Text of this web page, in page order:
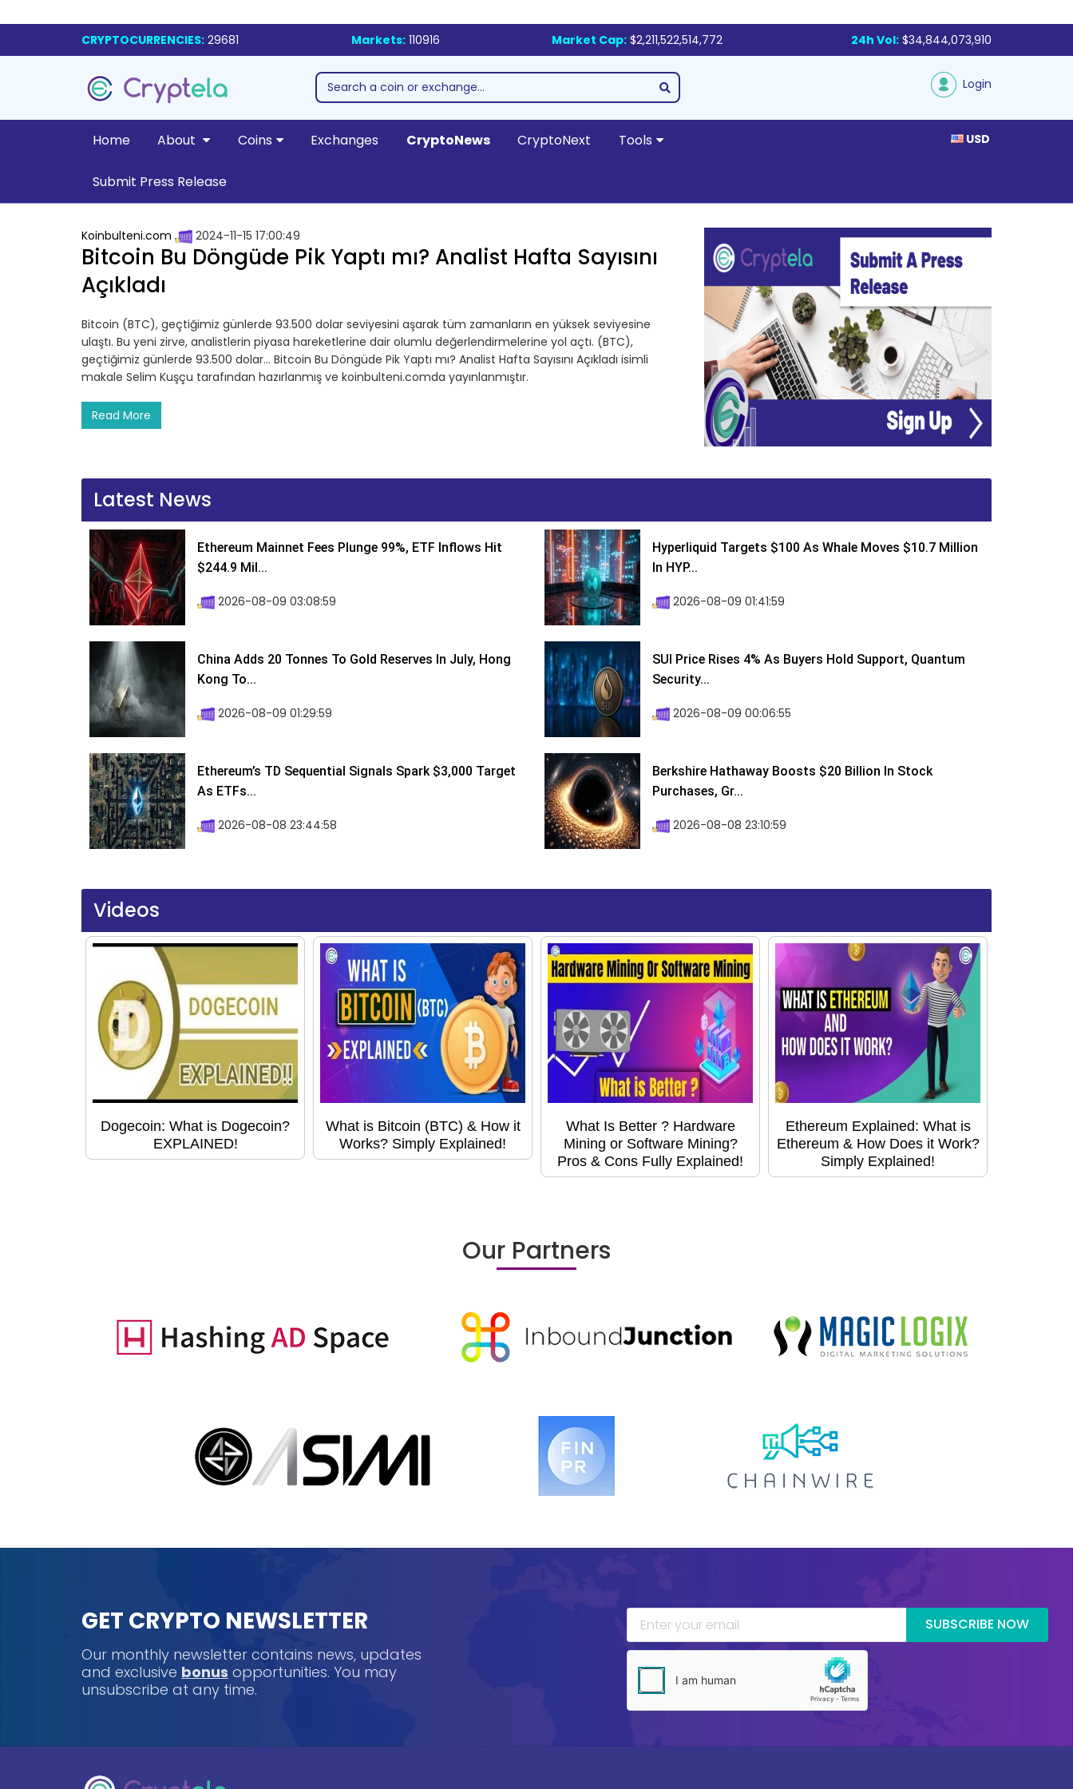
CRYPTOCURRENCIES: 29681 Markets:110916 Market Cap: $2,211,522,514,772 24h Vol: $34,844,073,910
Login
Home About Coins Exchanges CryptoNews CryptoNext Tools
Submit Press Release
USD
Koinbulteni.com 2024-11-15 17:00:49
Bitcoin Bu Döngüde Pik Yaptı mı? Analist Hafta Sayısını
Açıkladı
Bitcoin (BTC), geçtiğimiz günlerde 93.500 dolar seviyesini aşarak tüm zamanların en yüksek seviyesine
ulaştı. Bu yeni zirve, analistlerin piyasa hareketlerine dair olumlu değerlendirmelerine yol açtı. (BTC),
geçtiğimiz günlerde 93.500 dolar… Bitcoin Bu Döngüde Pik Yaptı mı? Analist Hafta Sayısını Açıkladı isimli
makale Selim Kuşçu tarafından hazırlanmış ve koinbulteni.comda yayınlanmıştır.
Read More
Latest News
Ethereum Mainnet Fees Plunge 99%, ETF Inflows Hit
$244.9 Mil...
2026-08-09 03:08:59
Hyperliquid Targets $100 As Whale Moves $10.7 Million
In HYP...
2026-08-09 01:41:59
China Adds 20 Tonnes To Gold Reserves In July, Hong
Kong To...
2026-08-09 01:29:59
SUI Price Rises 4% As Buyers Hold Support, Quantum
Security...
2026-08-09 00:06:55
Ethereum’s TD Sequential Signals Spark $3,000 Target
As ETFs...
2026-08-08 23:44:58
Berkshire Hathaway Boosts $20 Billion In Stock
Purchases, Gr...
2026-08-08 23:10:59
Videos
Dogecoin: What is Dogecoin?
EXPLAINED!
What is Bitcoin (BTC) & How it
Works? Simply Explained!
What Is Better ? Hardware
Mining or Software Mining?
Pros & Cons Fully Explained!
Ethereum Explained: What is
Ethereum & How Does it Work?
Simply Explained!
Our Partners
GET CRYPTO NEWSLETTER
Our monthly newsletter contains news, updates
and exclusive bonus opportunities. You may
unsubscribe at any time.
SUBSCRIBE NOW